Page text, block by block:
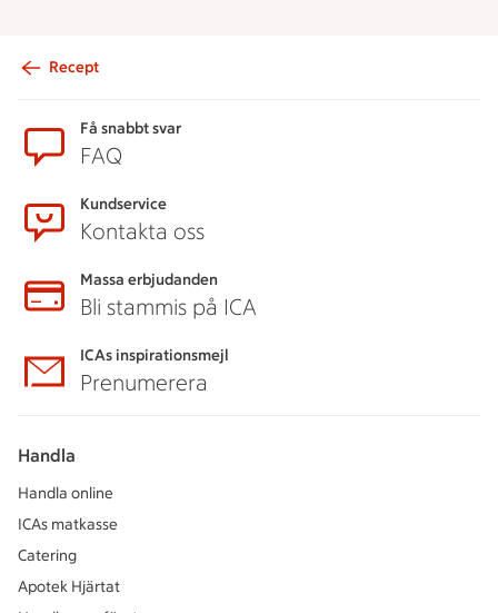
Recept
Få snabbt svar
FAQ
Kundservice
Kontakta oss
Massa erbjudanden
Bli stammis på ICA
ICAs inspirationsmejl
Prenumerera
Handla
Handla online
ICAs matkasse
Catering
Apotek Hjärtat